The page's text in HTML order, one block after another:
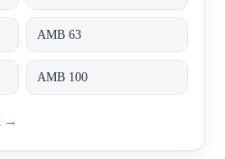
AMB 63
AMB 100
→